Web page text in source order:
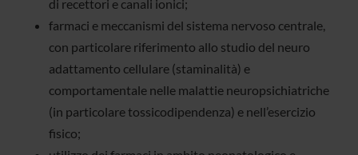
di recettori e canali ionici;
farmaci e meccanismi del sistema nervoso centrale,
con particolare riferimento allo studio del neuro
adattamento cellulare (staminalità) e
comportamentale nelle malattie neuropsichiatriche
(in particolare tossicodipendenza) e nell’esercizio
fisico;